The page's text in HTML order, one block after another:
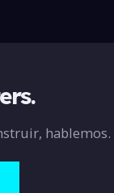
hablemos.